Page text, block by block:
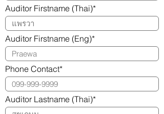
Auditor Firstname (Thai)*
Auditor Firstname (Eng)*
Phone Contact*
Auditor Lastname (Thai)*